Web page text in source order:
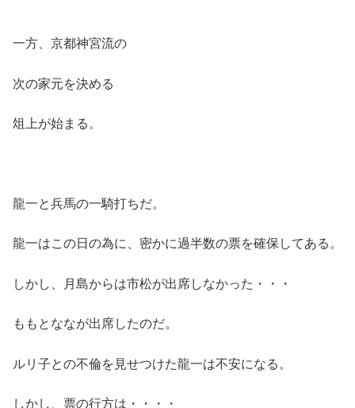
一方、京都神宮流の
次の家元を決める
俎上が始まる。
龍一と兵馬の一騎打ちだ。
龍一はこの日の為に、密かに過半数の票を確保してある。
しかし、月島からは市松が出席しなかった・・・
ももとななが出席したのだ。
ルリ子との不倫を見せつけた龍一は不安になる。
しかし、票の行方は・・・・